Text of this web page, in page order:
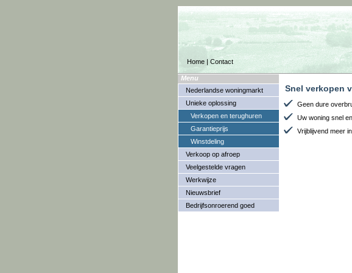
Home | Contact
Menu
Nederlandse woningmarkt
Unieke oplossing
Verkopen en terughuren
Garantieprijs
Winstdeling
Verkoop op afroep
Veelgestelde vragen
Werkwijze
Nieuwsbrief
Bedrijfsonroerend goed
Snel verkopen
Geen dure
Uw woning snel
Vrijblijvend meer